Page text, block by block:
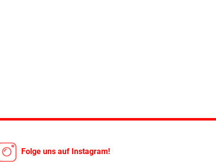
Folge uns auf Instagram!